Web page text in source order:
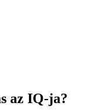
az IQ-ja?